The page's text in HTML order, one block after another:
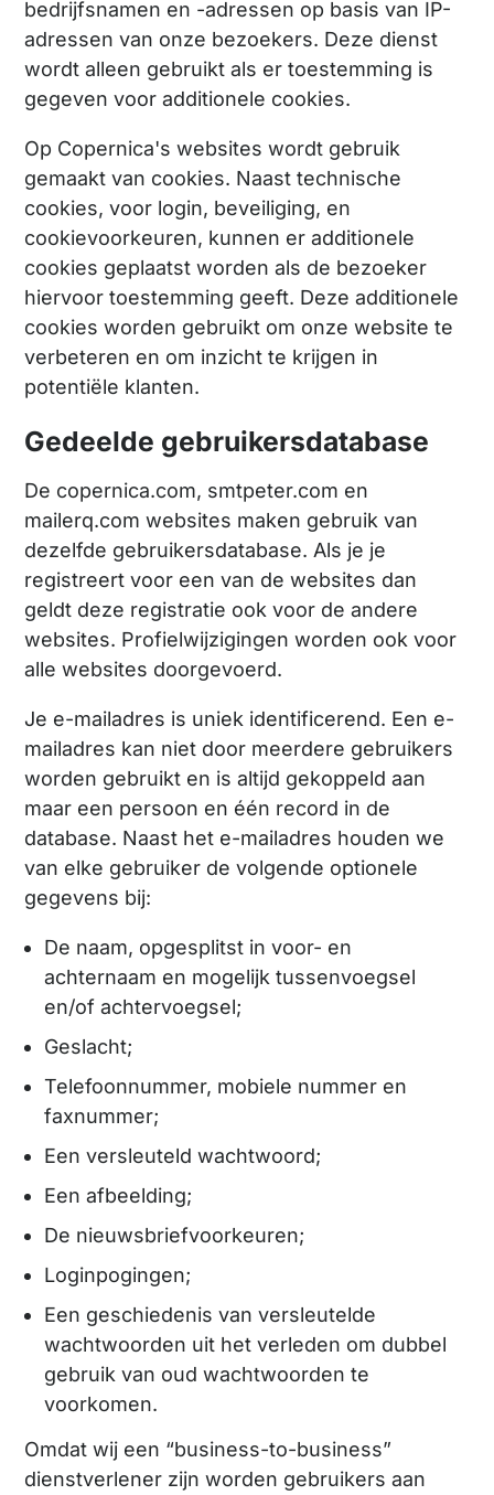
bedrijfsnamen en -adressen op basis van IP-
adressen van onze bezoekers. Deze dienst
wordt alleen gebruikt als er toestemming is
gegeven voor additionele cookies.
Op Copernica's websites wordt gebruik
gemaakt van cookies. Naast technische
cookies, voor login, beveiliging, en
cookievoorkeuren, kunnen er additionele
cookies geplaatst worden als de bezoeker
hiervoor toestemming geeft. Deze additionele
cookies worden gebruikt om onze website te
verbeteren en om inzicht te krijgen in
potentiële klanten.
Gedeelde gebruikersdatabase
De copernica.com, smtpeter.com en
mailerq.com websites maken gebruik van
dezelfde gebruikersdatabase. Als je je
registreert voor een van de websites dan
geldt deze registratie ook voor de andere
websites. Profielwijzigingen worden ook voor
alle websites doorgevoerd.
Je e-mailadres is uniek identificerend. Een e-
mailadres kan niet door meerdere gebruikers
worden gebruikt en is altijd gekoppeld aan
maar een persoon en één record in de
database. Naast het e-mailadres houden we
van elke gebruiker de volgende optionele
gegevens bij:
De naam, opgesplitst in voor- en
achternaam en mogelijk tussenvoegsel
en/of achtervoegsel;
Geslacht;
Telefoonnummer, mobiele nummer en
faxnummer;
Een versleuteld wachtwoord;
Een afbeelding;
De nieuwsbriefvoorkeuren;
Loginpogingen;
Een geschiedenis van versleutelde
wachtwoorden uit het verleden om dubbel
gebruik van oud wachtwoorden te
voorkomen.
Omdat wij een “business-to-business”
dienstverlener zijn worden gebruikers aan